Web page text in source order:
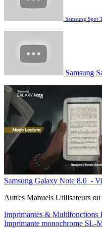
Samsung Spot
Samsung
Samsung Galaxy Note 8.0 -
Autres Manuels Utilisateurs
Imprimantes & Multifonctions
Imprimante monochrome SL-